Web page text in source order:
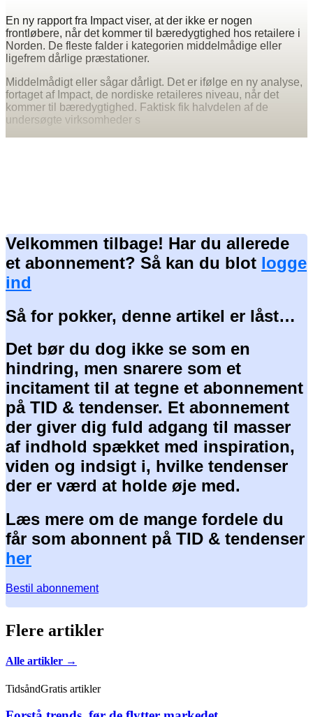
En ny rapport fra Impact viser, at der ikke er nogen
frontløbere, når det kommer til bæredygtighed hos retailere i
Norden. De fleste falder i kategorien middelmådige eller
ligefrem dårlige præstationer.
Middelmådigt eller sågar dårligt. Det er ifølge en ny analyse,
fortaget af Impact, de nordiske retaileres niveau, når det
kommer til bæredygtighed. Faktisk fik halvdelen af de
undersøgte virksomheder s
Velkommen tilbage! Har du allerede
et abonnement? Så kan du blot logge
ind
Så for pokker, denne artikel er låst…
Det bør du dog ikke se som en
hindring, men snarere som et
incitament til at tegne et abonnement
på TID & tendenser. Et abonnement
der giver dig fuld adgang til masser
af indhold spækket med inspiration,
viden og indsigt i, hvilke tendenser
der er værd at holde øje med.
Læs mere om de mange fordele du
får som abonnent på TID & tendenser
her
Bestil abonnement
Flere artikler
Alle artikler →
TidsåndGratis artikler